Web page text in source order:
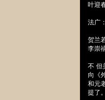
叶迎
法广
贺兰
李崇
不 但
向《
和元
提了。